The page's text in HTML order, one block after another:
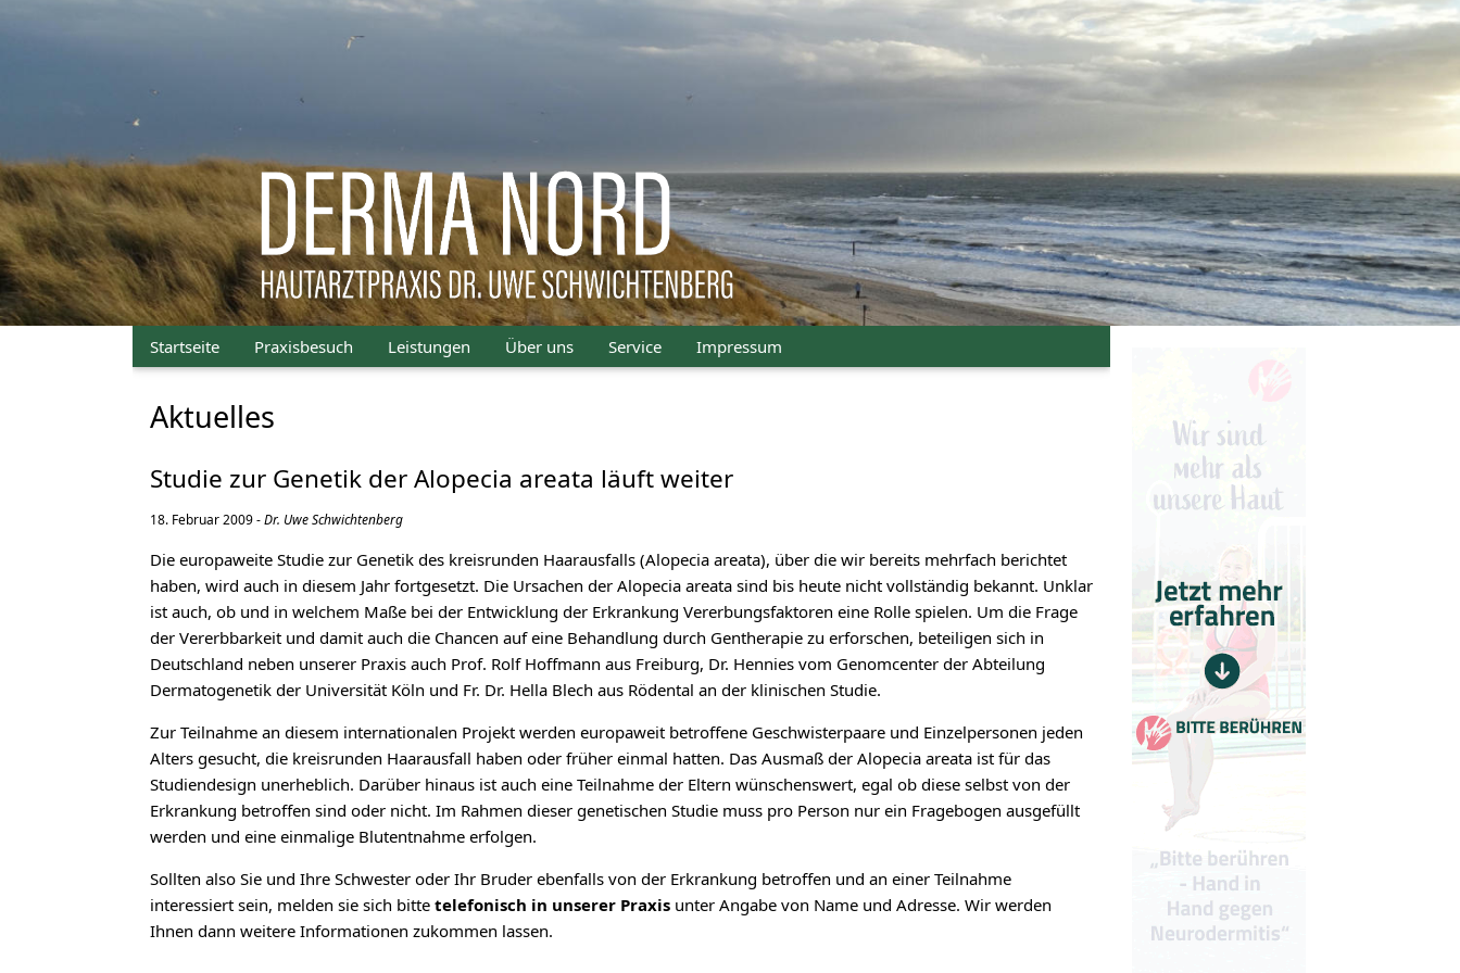
Startseite Praxisbesuch Leistungen Über uns Service Impressum
Aktuelles
Studie zur Genetik der Alopecia areata läuft weiter
18. Februar 2009 -Dr. Uwe Schwichtenberg
Die europaweite Studie zur Genetik des kreisrunden Haarausfalls (Alopecia areata), über die wir bereits mehrfach berichtet
haben, wird auch in diesem Jahr fortgesetzt. Die Ursachen der Alopecia areata sind bis heute nicht vollständig bekannt. Unklar
ist auch, ob und in welchem Maße bei der Entwicklung der Erkrankung Vererbungsfaktoren eine Rolle spielen. Um die Frage
der Vererbbarkeit und damit auch die Chancen auf eine Behandlung durch Gentherapie zu erforschen, beteiligen sich in
Deutschland neben unserer Praxis auch Prof. Rolf Hoffmann aus Freiburg, Dr. Hennies vom Genomcenter der Abteilung
Dermatogenetik der Universität Köln und Fr. Dr. Hella Blech aus Rödental an der klinischen Studie.
Zur Teilnahme an diesem internationalen Projekt werden europaweit betroffene Geschwisterpaare und Einzelpersonen jeden
Alters gesucht, die kreisrunden Haarausfall haben oder früher einmal hatten. Das Ausmaß der Alopecia areata ist für das
Studiendesign unerheblich. Darüber hinaus ist auch eine Teilnahme der Eltern wünschenswert, egal ob diese selbst von der
Erkrankung betroffen sind oder nicht. Im Rahmen dieser genetischen Studie muss pro Person nur ein Fragebogen ausgefüllt
werden und eine einmalige Blutentnahme erfolgen.
Sollten also Sie und Ihre Schwester oder Ihr Bruder ebenfalls von der Erkrankung betroffen und an einer Teilnahme
interessiert sein, melden sie sich bitte telefonisch in unserer Praxis unter Angabe von Name und Adresse. Wir werden
Ihnen dann weitere Informationen zukommen lassen.